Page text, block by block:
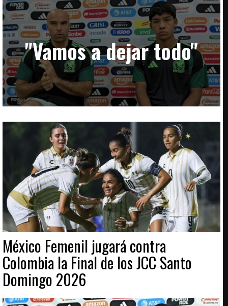
"Vamos a dejar todo"
México Femenil jugará contra
Colombia la Final de los JCC Santo
Domingo 2026